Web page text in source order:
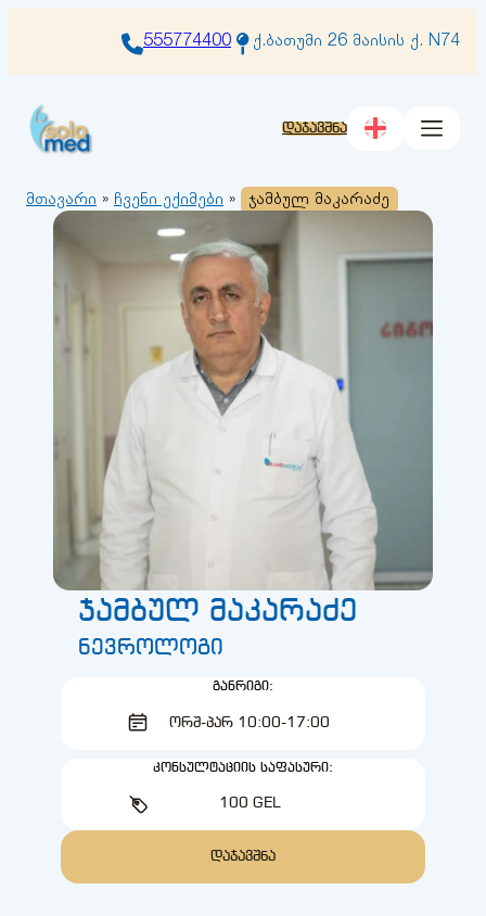
555774400 ქ.ბათუმი 26 მაისის ქ. N74
დაჯავშნა
მთავარი » ჩვენი ექიმები » ჯამბულ მაკარაძე
ჯამბულ მაკარაძე
ნევროლოგი
ᲒᲐᲜᲠᲘᲒᲘ:
ᲝᲠᲨ-ᲞᲐᲠ 10:00-17:00
ᲙᲝᲜᲡᲣᲚᲢᲐᲪᲘᲘᲡ ᲡᲐᲤᲐᲡᲣᲠᲘ:
100 GEL
ᲓᲐᲯᲐᲕᲨᲜᲐ